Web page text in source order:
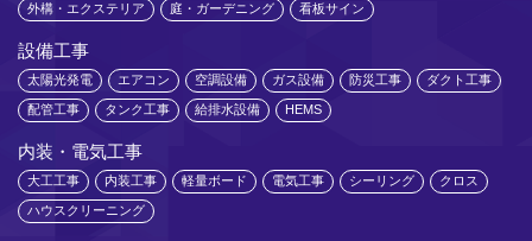
外構・エクステリア 庭・ガーデニング 看板サイン
設備工事
太陽光発電 エアコン 空調設備 ガス設備 防災工事 ダクト工事
配管工事 タンク工事 給排水設備 HEMS
内装・電気工事
大工工事 内装工事 軽量ボード 電気工事 シーリング クロス
ハウスクリーニング